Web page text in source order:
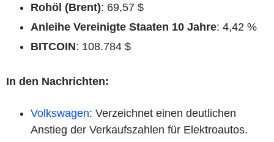
Rohöl (Brent): 69,57 $
Anleihe Vereinigte Staaten 10 Jahre: 4,42 %
BITCOIN: 108.784 $
In den Nachrichten:
Volkswagen: Verzeichnet einen deutlichen
Anstieg der Verkaufszahlen für Elektroautos.